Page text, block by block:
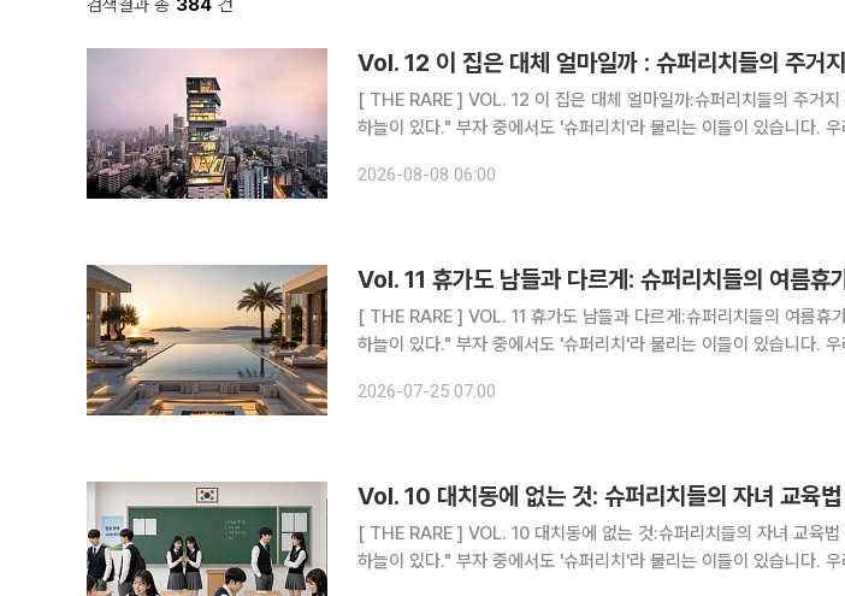
검색결과 총 384 건
Vol. 12 이 집은 대체 얼마일까 : 슈퍼리치들의 주
[ THE RARE ] VOL. 12 이 집은 대체 얼마일까:슈퍼리치들의 주거지 "천외천(天外天). 하늘 밖의
하늘이 있다." 부자 중에서도 '슈퍼리치'라 불리는 이들이 있습니다.
2026-08-08 06:00
Vol. 11 휴가도 남들과 다르게: 슈퍼리치들의 여름
[ THE RARE ] VOL. 11 휴가도 남들과 다르게:슈퍼리치들의 여름휴가 "천외천(天外天). 하늘 밖의
하늘이 있다." 부자 중에서도 '슈퍼리치'라 불리는 이들이 있습니다.
2026-07-25 07:00
Vol. 10 대치동에 없는 것: 슈퍼리치들의 자녀 교육
[ THE RARE ] VOL. 10 대치동에 없는 것:슈퍼리치들의 자녀 교육법 "천외천(天外天). 하늘 밖의
하늘이 있다." 부자 중에서도 '슈퍼리치'라 불리는 이들이 있습니다.